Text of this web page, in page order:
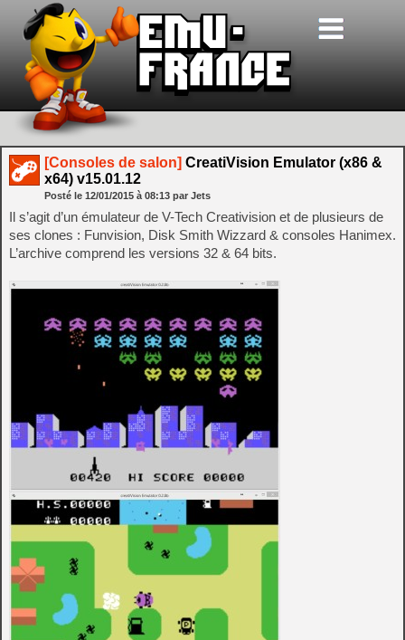
[Consoles de salon] CreatiVision Emulator (x86 &
x64) v15.01.12
Posté le 12/01/2015 à 08:13 par Jets
Il s’agit d’un émulateur de V-Tech Creativision et de plusieurs de
ses clones : Funvision, Disk Smith Wizzard & consoles Hanimex.
L’archive comprend les versions 32 & 64 bits.